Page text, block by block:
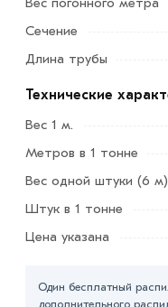
Труба профильная
толстостенного
низколегированной
холодной прокатки
Основная отрасль,
профиль стальной –
трубопрокат
Сечение
Длина трубы
Технические
Вес 1 м.
Метров в 1 тонне
Вес одной штуки (6 м)
Штук в 1 тонне
Цена указана
Один бесплатный
дополнительного